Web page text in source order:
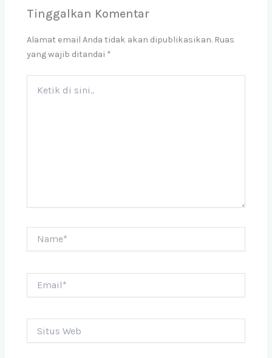
Tinggalkan Komentar
Alamat email Anda tidak akan dipublikasikan. Ruas
yang wajib ditandai *
Web